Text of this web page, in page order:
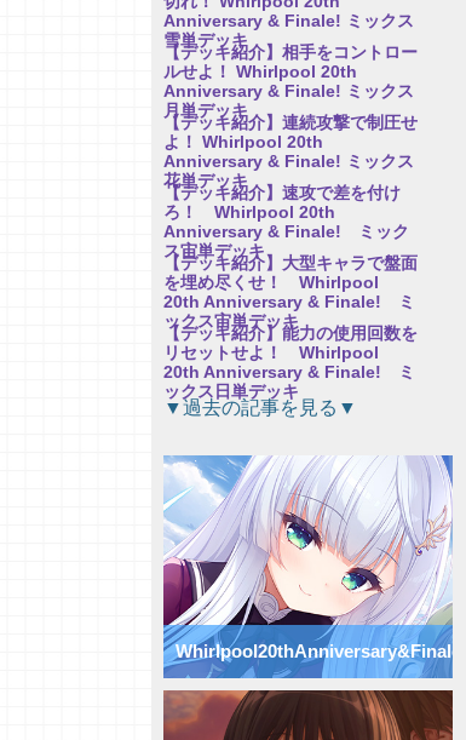
Anniversary & Finale! ミックス
雪単デッキ
【デッキ紹介】相手をコントロー
ルせよ！ Whirlpool 20th
Anniversary & Finale! ミックス
月単デッキ
【デッキ紹介】連続攻撃で制圧せ
よ！ Whirlpool 20th
Anniversary & Finale! ミックス
花単デッキ
【デッキ紹介】速攻で差を付け
ろ！ Whirlpool 20th
Anniversary & Finale! ミック
ス宙単デッキ
【デッキ紹介】大型キャラで盤面
を埋め尽くせ！ Whirlpool
20th Anniversary & Finale! ミ
ックス宙単デッキ
【デッキ紹介】能力の使用回数を
リセットせよ！ Whirlpool
20th Anniversary & Finale! ミ
ックス日単デッキ
【研究員イチオシカード紹介
Vol.76】パープルソフトウェア
【研究員イチオシカード紹介
Vol.75】パープルソフトウェア
2.0【初心者向け】
【研究員イチオシカード紹介
Vol.74】パープルソフトウェア
2.0【初心者向け】
【研究員イチオシカード紹介
Vol.73】パープルソフトウェア
2.0【初心者向け】
【研究員イチオシカード紹介
Vol.72】パープルソフトウェア
2.0【初心者向け】
▼過去の記事を見る▼
Whirlpool20thAnniversary&Finale!
特集